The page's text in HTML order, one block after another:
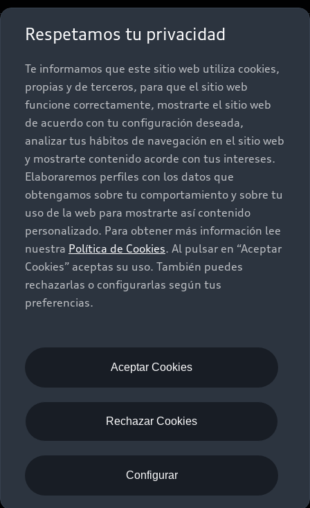
Respetamos tu privacidad
Te informamos que este sitio web utiliza cookies,
propias y de terceros, para que el sitio web
funcione correctamente, mostrarte el sitio web
de acuerdo con tu configuración deseada,
analizar tus hábitos de navegación en el sitio web
y mostrarte contenido acorde con tus intereses.
Elaboraremos perfiles con los datos que
obtengamos sobre tu comportamiento y sobre tu
uso de la web para mostrarte así contenido
personalizado. Para obtener más información lee
nuestra Política de Cookies. Al pulsar en “Aceptar
Cookies” aceptas su uso. También puedes
rechazarlas o configurarlas según tus
preferencias.
Aceptar Cookies
Rechazar Cookies
Configurar
Autos nuevos
Autos Usados
Autos Usados
Promociones
Promociones
myAudi
About myAudi
Audi Financial Services
Audi collection store
Accessories
Service and Parts
Roadside Assistance
In-Use Verification Program
Contacto
Contáctanos
©2024 Audi de México división de Volkswagen de
Utilizamos cookies para mejorar nuestro sitio
web y su experiencia en línea. Al continuar
navegando en este sitio web, acepta el uso de
Términos y Condiciones
Aviso de privacidad
Audi de México